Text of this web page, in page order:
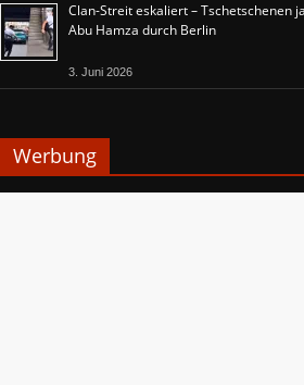
Clan-Streit eskaliert – Tschetschenen
Abu Hamza durch Berlin
3. Juni 2026
Werbung